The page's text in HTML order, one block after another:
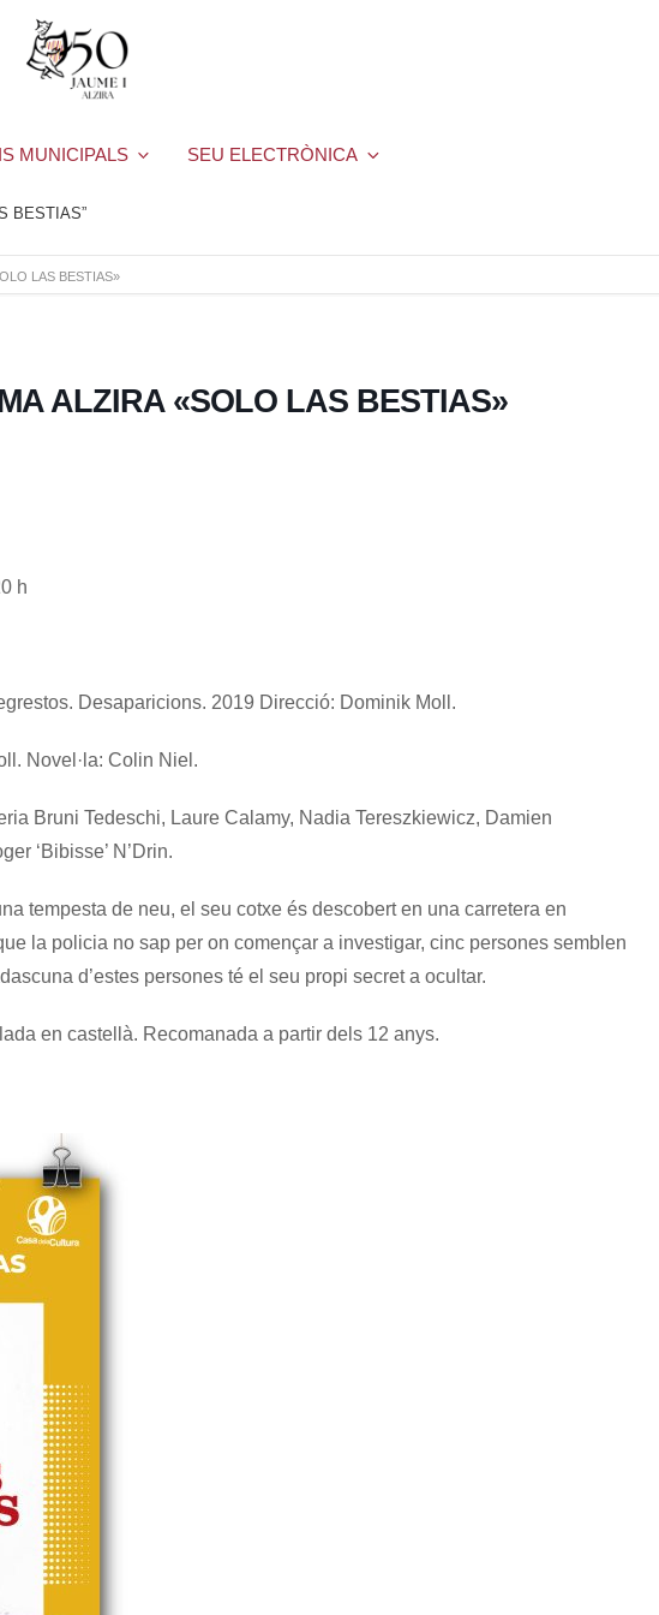
MUNICIPALS SEU ELECTRÒNICA
BESTIAS”
LAS BESTIAS»
ALZIRA «SOLO LAS BESTIAS»
h
Desaparicions. 2019 Direcció: Dominik Moll.
Novel·la: Colin Niel.
Bruni Tedeschi, Laure Calamy, Nadia Tereszkiewicz, Damien
‘Bibisse’ N’Drin.
tempesta de neu, el seu cotxe és descobert en una carretera en
la policia no sap per on començar a investigar, cinc persones semblen
d’estes persones té el seu propi secret a ocultar.
en castellà. Recomanada a partir dels 12 anys.